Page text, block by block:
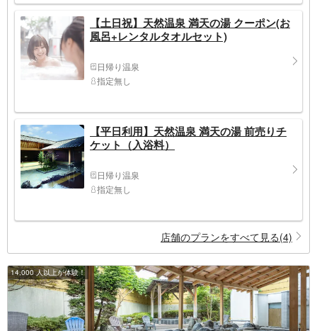
【土日祝】天然温泉 満天の湯 クーポン(お
風呂+レンタルタオルセット)
日帰り温泉
指定無し
【平日利用】天然温泉 満天の湯 前売りチ
ケット（入浴料）
日帰り温泉
指定無し
店舗のプランをすべて見る(4)
14,000 人以上が体験！